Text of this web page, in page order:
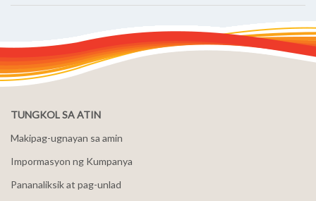
TUNGKOL SA ATIN
Makipag-ugnayan sa amin
Impormasyon ng Kumpanya
Pananaliksik at pag-unlad